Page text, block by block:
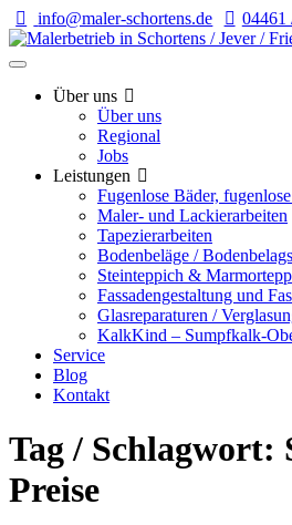
info@maler-schortens.de 04461
Über uns
Über uns
Regional
Jobs
Leistungen
Fugenlose Bäder,
Maler- und Lackierarbeiten
Tapezierarbeiten
Bodenbeläge /
Steinteppich &
Fassadengestaltung und
Glasreparaturen /
KalkKind – Sumpfkalk-
Service
Blog
Kontakt
Tag / Schlagwort:
Preise